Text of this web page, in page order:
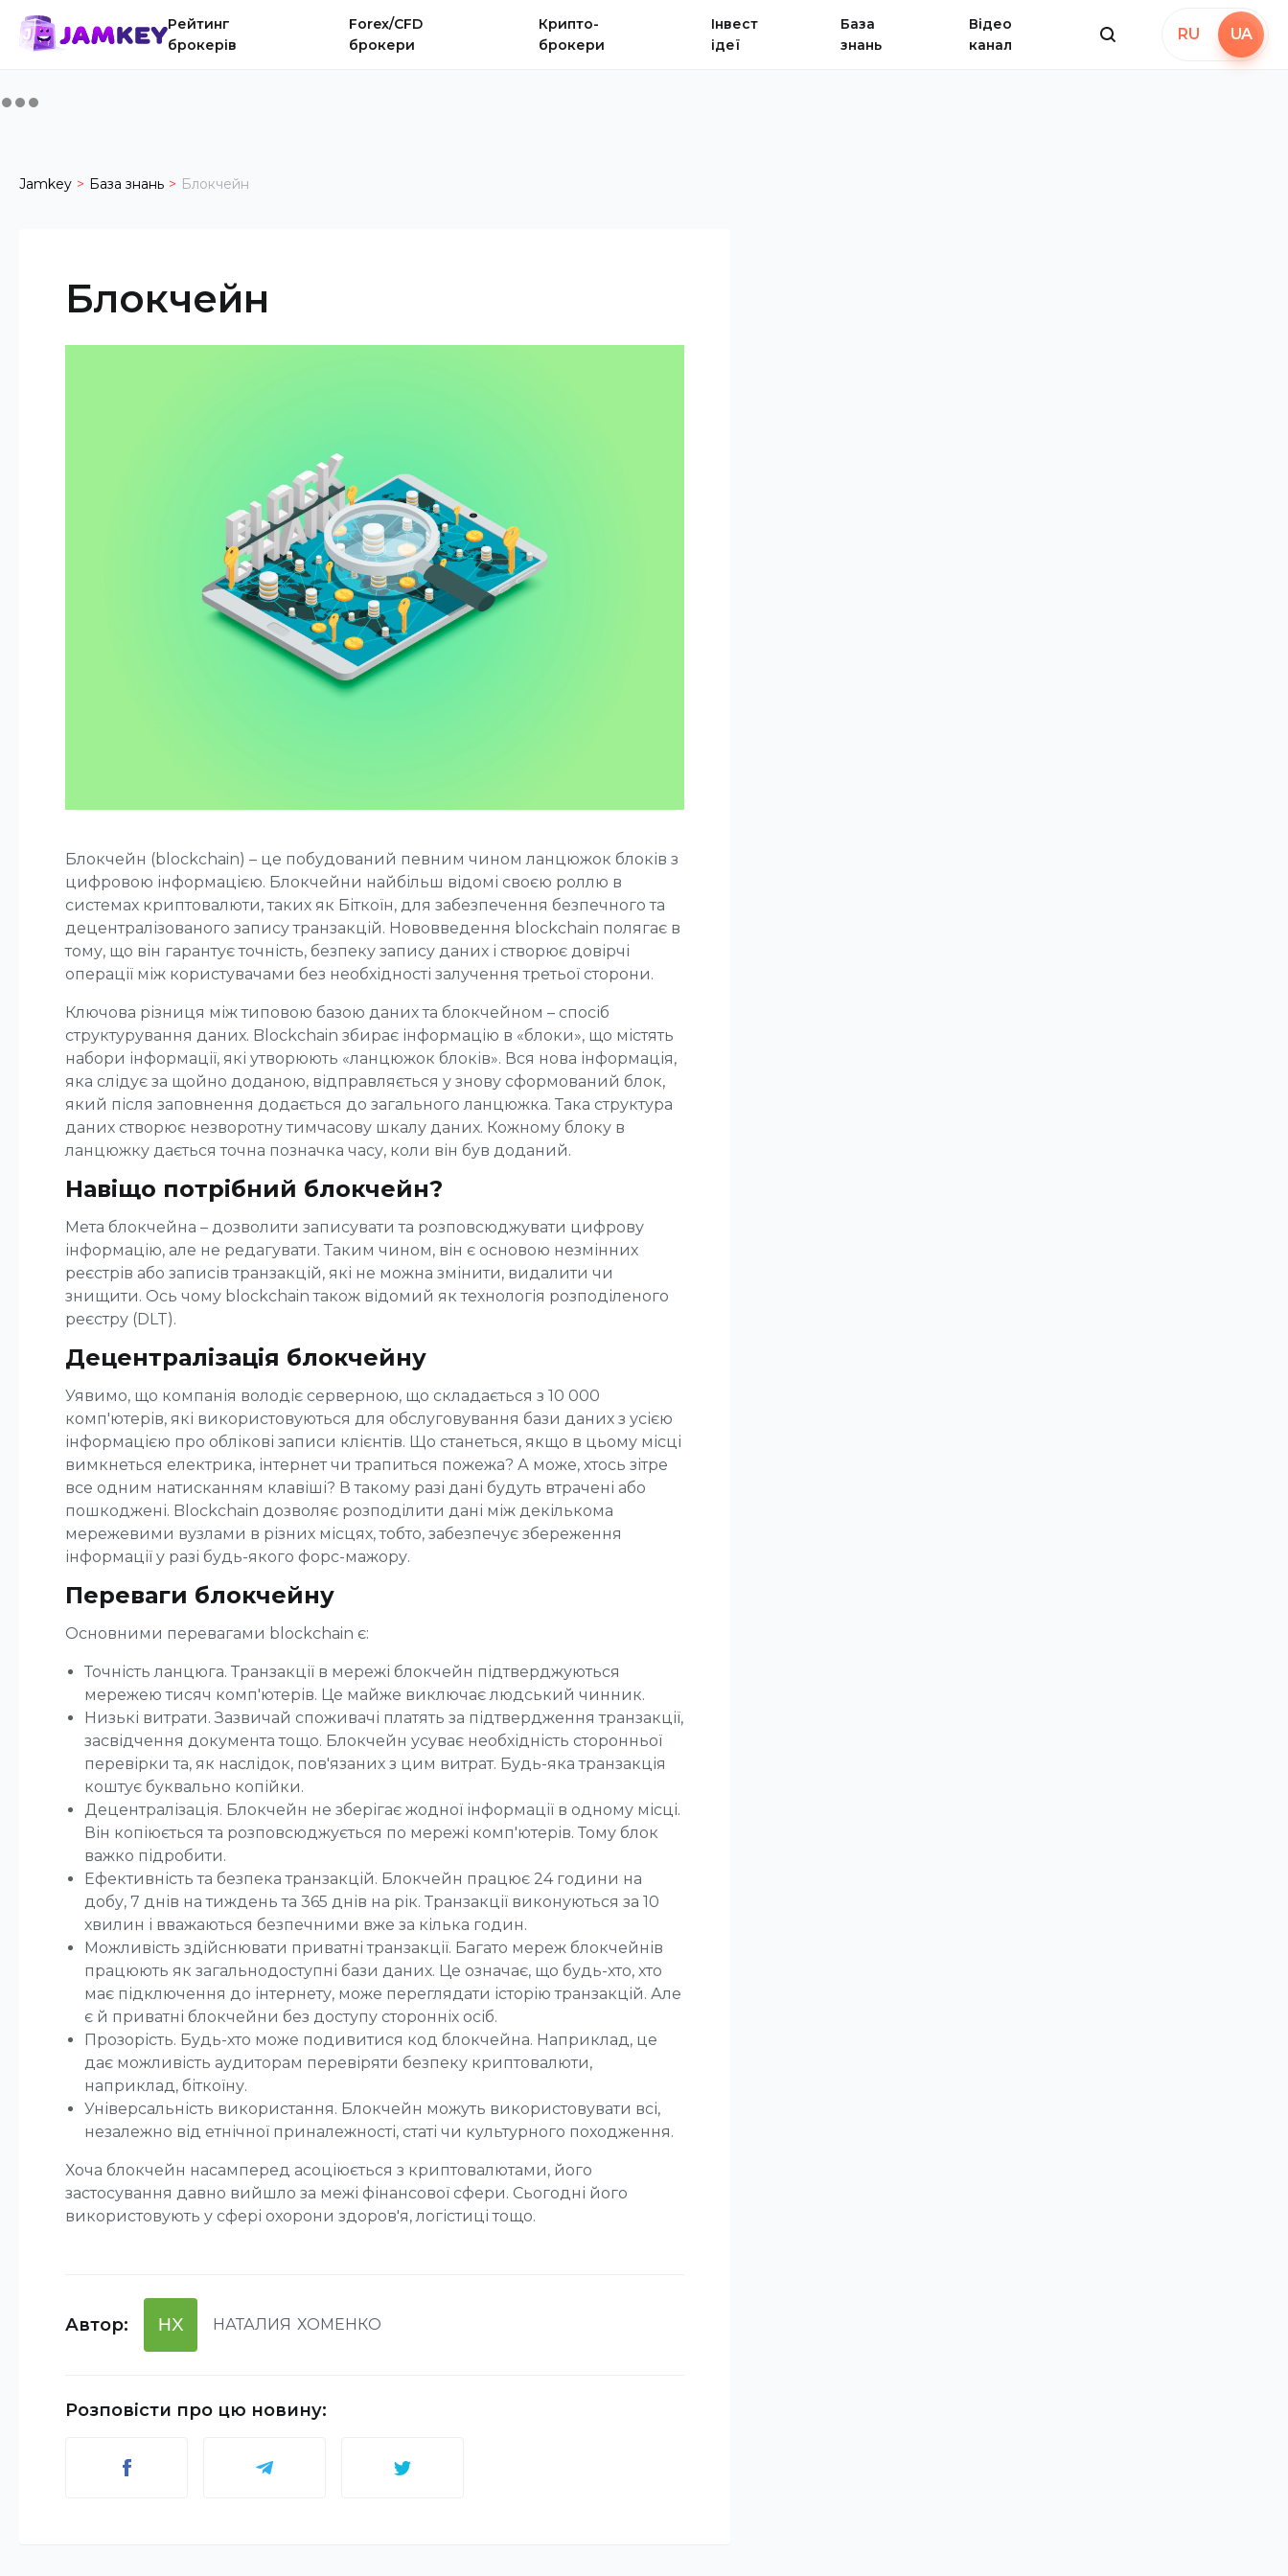
Рейтинг
брокерів
Forex/CFD
брокери
Крипто-
брокери
Інвест
ідеї
База
знань
Відео
канал
RU UA
Jamkey База знань Блокчейн
Блокчейн
Блокчейн (blockchain) – це побудований певним чином ланцюжок блоків з
цифровою інформацією. Блокчейни найбільш відомі своєю роллю в
системах криптовалюти, таких як Біткоїн, для забезпечення безпечного та
децентралізованого запису транзакцій. Нововведення blockchain полягає в
тому, що він гарантує точність, безпеку запису даних і створює довірчі
операції між користувачами без необхідності залучення третьої сторони.
Ключова різниця між типовою базою даних та блокчейном – спосіб
структурування даних. Blockchain збирає інформацію в «блоки», що містять
набори інформації, які утворюють «ланцюжок блоків». Вся нова інформація,
яка слідує за щойно доданою, відправляється у знову сформований блок,
який після заповнення додається до загального ланцюжка. Така структура
даних створює незворотну тимчасову шкалу даних. Кожному блоку в
ланцюжку дається точна позначка часу, коли він був доданий.
Навіщо потрібний блокчейн?
Мета блокчейна – дозволити записувати та розповсюджувати цифрову
інформацію, але не редагувати. Таким чином, він є основою незмінних
реєстрів або записів транзакцій, які не можна змінити, видалити чи
знищити. Ось чому blockchain також відомий як технологія розподіленого
реєстру (DLT).
Децентралізація блокчейну
Уявимо, що компанія володіє серверною, що складається з 10 000
комп'ютерів, які використовуються для обслуговування бази даних з усією
інформацією про облікові записи клієнтів. Що станеться, якщо в цьому місці
вимкнеться електрика, інтернет чи трапиться пожежа? А може, хтось зітре
все одним натисканням клавіші? В такому разі дані будуть втрачені або
пошкоджені. Blockchain дозволяє розподілити дані між декількома
мережевими вузлами в різних місцях, тобто, забезпечує збереження
інформації у разі будь-якого форс-мажору.
Переваги блокчейну
Основними перевагами blockchain є:
Точність ланцюга. Транзакції в мережі блокчейн підтверджуються
мережею тисяч комп'ютерів. Це майже виключає людський чинник.
Низькі витрати. Зазвичай споживачі платять за підтвердження транзакції,
засвідчення документа тощо. Блокчейн усуває необхідність сторонньої
перевірки та, як наслідок, пов'язаних з цим витрат. Будь-яка транзакція
коштує буквально копійки.
Децентралізація. Блокчейн не зберігає жодної інформації в одному місці.
Він копіюється та розповсюджується по мережі комп'ютерів. Тому блок
важко підробити.
Ефективність та безпека транзакцій. Блокчейн працює 24 години на
добу, 7 днів на тиждень та 365 днів на рік. Транзакції виконуються за 10
хвилин і вважаються безпечними вже за кілька годин.
Можливість здійснювати приватні транзакції. Багато мереж блокчейнів
працюють як загальнодоступні бази даних. Це означає, що будь-хто, хто
має підключення до інтернету, може переглядати історію транзакцій. Але
є й приватні блокчейни без доступу сторонніх осіб.
Прозорість. Будь-хто може подивитися код блокчейна. Наприклад, це
дає можливість аудиторам перевіряти безпеку криптовалюти,
наприклад, біткоїну.
Універсальність використання. Блокчейн можуть використовувати всі,
незалежно від етнічної приналежності, статі чи культурного походження.
Хоча блокчейн насамперед асоціюється з криптовалютами, його
застосування давно вийшло за межі фінансової сфери. Сьогодні його
використовують у сфері охорони здоров'я, логістиці тощо.
Автор: НХ НАТАЛИЯ ХОМЕНКО
Розповісти про цю новину: